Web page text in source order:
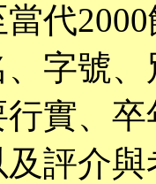
2000
字號
實、
評介